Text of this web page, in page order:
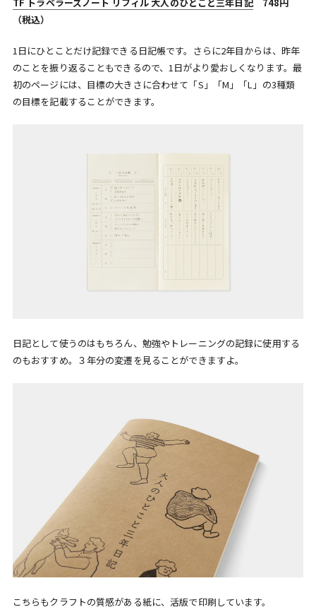
（税込）
1日にひとことだけ記録できる日記帳です。さらに2年目からは、昨年
のことを振り返ることもできるので、1日がより愛おしくなります。最
初のページには、目標の大きさに合わせて「S」「M」「L」の3種類
の目標を記載することができます。
日記として使うのはもちろん、勉強やトレーニングの記録に使用する
のもおすすめ。３年分の変遷を見ることができますよ。
こちらもクラフトの質感がある紙に、活版で印刷しています。